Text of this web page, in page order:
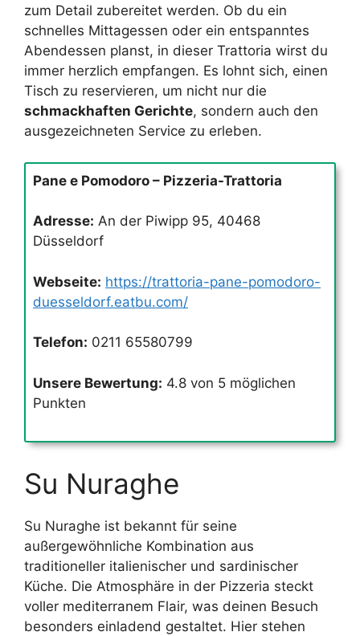
zum Detail zubereitet werden. Ob du ein
schnelles Mittagessen oder ein entspanntes
Abendessen planst, in dieser Trattoria wirst du
immer herzlich empfangen. Es lohnt sich, einen
Tisch zu reservieren, um nicht nur die
schmackhaften Gerichte, sondern auch den
ausgezeichneten Service zu erleben.
Pane e Pomodoro – Pizzeria-Trattoria
Adresse: An der Piwipp 95, 40468
Düsseldorf
Webseite: https://trattoria-pane-pomodoro-
duesseldorf.eatbu.com/
Telefon: 0211 65580799
Unsere Bewertung: 4.8 von 5 möglichen
Punkten
Su Nuraghe
Su Nuraghe ist bekannt für seine
außergewöhnliche Kombination aus
traditioneller italienischer und sardinischer
Küche. Die Atmosphäre in der Pizzeria steckt
voller mediterranem Flair, was deinen Besuch
besonders einladend gestaltet. Hier stehen